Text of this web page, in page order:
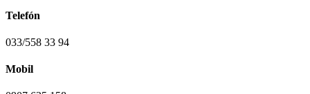
Telefón
033/558 33 94
Mobil